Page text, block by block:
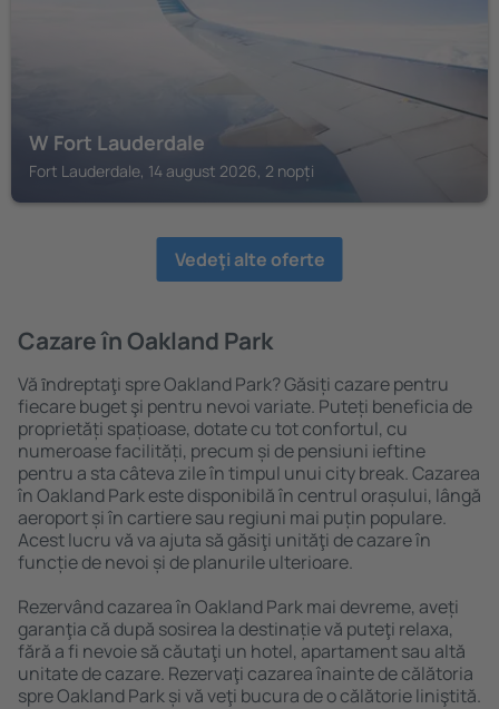
W Fort Lauderdale
Fort Lauderdale, 14 august 2026, 2 nopți
Vedeţi alte oferte
Cazare în Oakland Park
Vă ȋndreptaţi spre Oakland Park? Găsiți cazare pentru
fiecare buget şi pentru nevoi variate. Puteți beneficia de
proprietăți spațioase, dotate cu tot confortul, cu
numeroase facilități, precum și de pensiuni ieftine
pentru a sta câteva zile în timpul unui city break. Cazarea
în Oakland Park este disponibilă în centrul orașului, lângă
aeroport și în cartiere sau regiuni mai puțin populare.
Acest lucru vă va ajuta să găsiţi unităţi de cazare în
funcție de nevoi și de planurile ulterioare.
Rezervând cazarea în Oakland Park mai devreme, aveți
garanţia că după sosirea la destinație vă puteţi relaxa,
fără a fi nevoie să căutaţi un hotel, apartament sau altă
unitate de cazare. Rezervaţi cazarea înainte de călătoria
spre Oakland Park și vă veţi bucura de o călătorie liniştită.